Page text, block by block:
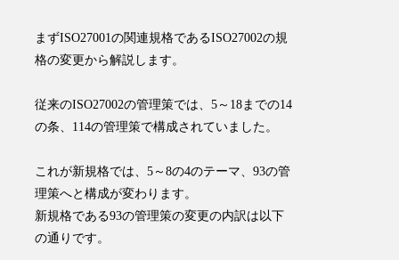
まずISO27001の関連規格であるISO27002の規
格の変更から解説します。
従来のISO27002の管理策では、5～18までの14
の条、114の管理策で構成されていました。
これが新規格では、5～8の4のテーマ、93の管
理策へと構成が変わります。
新規格である93の管理策の変更の内訳は以下
の通りです。